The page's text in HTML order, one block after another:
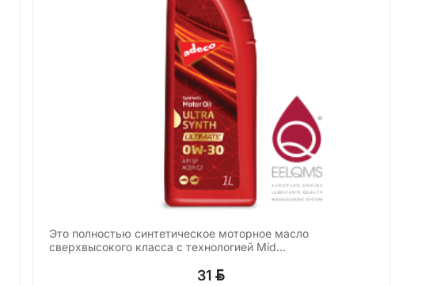
Это полностью синтетическое моторное масло
сверхвысокого класса с технологией Mid…
31 BYN